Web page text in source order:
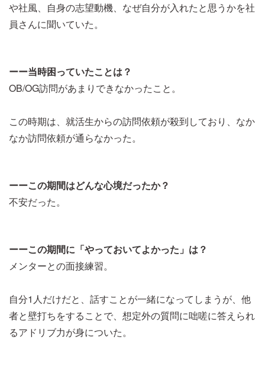
や社風、自身の志望動機、なぜ自分が入れたと思うかを社
員さんに聞いていた。
ーー当時困っていたことは？
OB/OG訪問があまりできなかったこと。
この時期は、就活生からの訪問依頼が殺到しており、なか
なか訪問依頼が通らなかった。
ーーこの期間はどんな心境だったか？
不安だった。
ーーこの期間に「やっておいてよかった」は？
メンターとの面接練習。
自分1人だけだと、話すことが一緒になってしまうが、他
者と壁打ちをすることで、想定外の質問に咄嗟に答えられ
るアドリブ力が身についた。